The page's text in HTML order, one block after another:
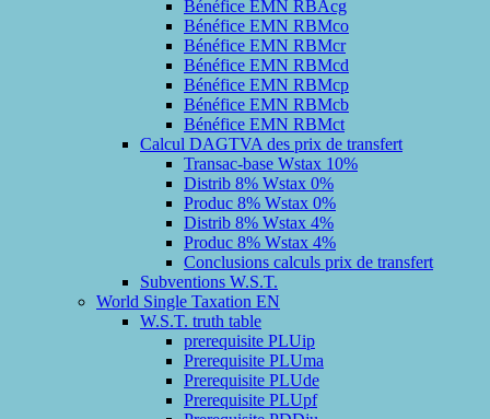
Bénéfice EMN RBAcg
Bénéfice EMN RBMco
Bénéfice EMN RBMcr
Bénéfice EMN RBMcd
Bénéfice EMN RBMcp
Bénéfice EMN RBMcb
Bénéfice EMN RBMct
Calcul DAGTVA des prix de transfert
Transac-base Wstax 10%
Distrib 8% Wstax 0%
Produc 8% Wstax 0%
Distrib 8% Wstax 4%
Produc 8% Wstax 4%
Conclusions calculs prix de transfert
Subventions W.S.T.
World Single Taxation EN
W.S.T. truth table
prerequisite PLUip
Prerequisite PLUma
Prerequisite PLUde
Prerequisite PLUpf